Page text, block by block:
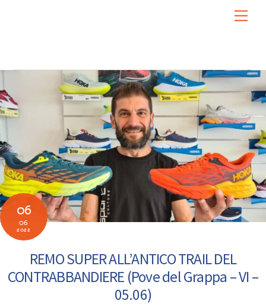
06
06
2022
REMO SUPER ALL’ANTICO TRAIL DEL
CONTRABBANDIERE (Pove del Grappa – VI –
05.06)